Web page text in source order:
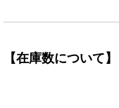
【在庫数について】